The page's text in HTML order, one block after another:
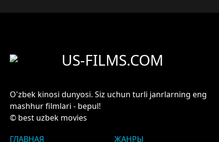
US-FILMS.COM
O'zbek kinosi dunyosi. Siz uchun turli janrlarning eng
mashhur filmlari - bepul!
© best uzbek movies
ГЛАВНАЯ
ЖАНРЫ